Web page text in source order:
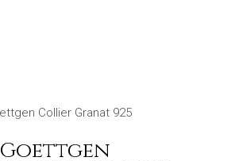
Goettgen